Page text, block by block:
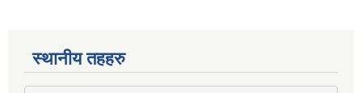
स्थानीय तहहरु